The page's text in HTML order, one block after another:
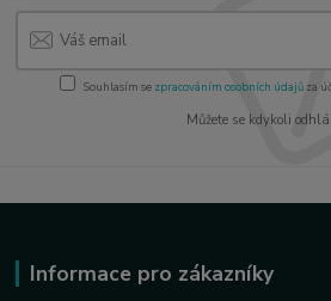
Souhlasím se zpracováním osobních údajůza
Můžete se kdykoli
Informace pro zákazníky